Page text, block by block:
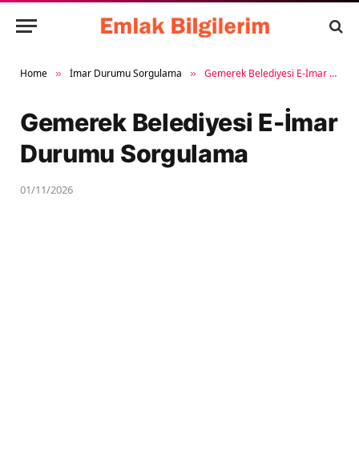
Home » İmar Durumu Sorgulama » Gemerek Belediyesi E-İmar Durumu Sorgulama
Gemerek Belediyesi E-İmar
Durumu Sorgulama
01/11/2026